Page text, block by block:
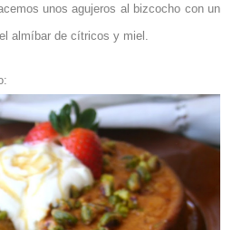
unos agujeros al bizcocho con un
almíbar de cítricos y miel.